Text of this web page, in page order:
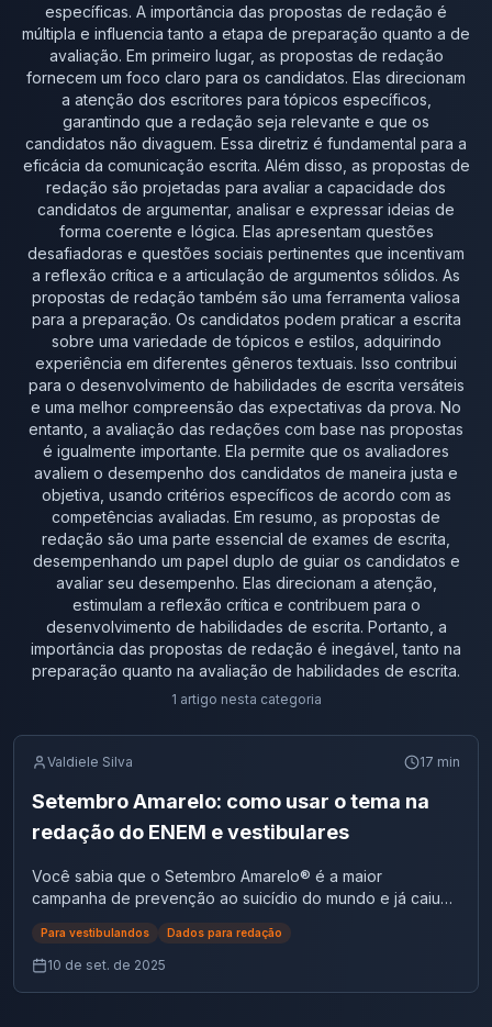
específicas. A importância das propostas de redação é
múltipla e influencia tanto a etapa de preparação quanto a de
avaliação. Em primeiro lugar, as propostas de redação
fornecem um foco claro para os candidatos. Elas direcionam
a atenção dos escritores para tópicos específicos,
garantindo que a redação seja relevante e que os
candidatos não divaguem. Essa diretriz é fundamental para a
eficácia da comunicação escrita. Além disso, as propostas de
redação são projetadas para avaliar a capacidade dos
candidatos de argumentar, analisar e expressar ideias de
forma coerente e lógica. Elas apresentam questões
desafiadoras e questões sociais pertinentes que incentivam
a reflexão crítica e a articulação de argumentos sólidos. As
propostas de redação também são uma ferramenta valiosa
para a preparação. Os candidatos podem praticar a escrita
sobre uma variedade de tópicos e estilos, adquirindo
experiência em diferentes gêneros textuais. Isso contribui
para o desenvolvimento de habilidades de escrita versáteis
e uma melhor compreensão das expectativas da prova. No
entanto, a avaliação das redações com base nas propostas
é igualmente importante. Ela permite que os avaliadores
avaliem o desempenho dos candidatos de maneira justa e
objetiva, usando critérios específicos de acordo com as
competências avaliadas. Em resumo, as propostas de
redação são uma parte essencial de exames de escrita,
desempenhando um papel duplo de guiar os candidatos e
avaliar seu desempenho. Elas direcionam a atenção,
estimulam a reflexão crítica e contribuem para o
desenvolvimento de habilidades de escrita. Portanto, a
importância das propostas de redação é inegável, tanto na
preparação quanto na avaliação de habilidades de escrita.
1 artigo nesta categoria
Valdiele Silva 17 min
Setembro Amarelo: como usar o tema na
redação do ENEM e vestibulares
Você sabia que o Setembro Amarelo® é a maior
campanha de prevenção ao suicídio do mundo e já caiu
em provas como o ENEM 2020 e o Encceja 2023? Criado
em 2013 pela Associação Brasileira de Psiquiatria (ABP) em
parceria com o Conselho Federal de Medicina (CFM), o
Para vestibulandos Dados para redação
10 de set. de 2025